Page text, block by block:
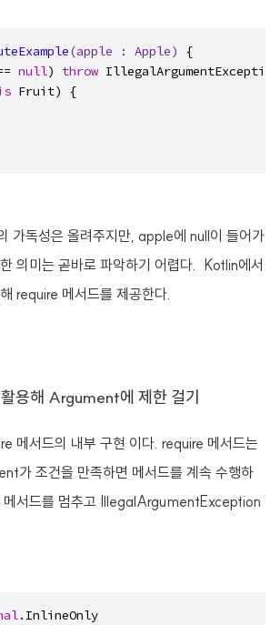
(apple : Apple)
{
null) throw
Fruit) {
가독성은 올려주지만, apple에 null이 들어가
의미는 곧바로 파악하기 어렵다. Kotlin에서
require 메서드를 제공한다.
용해 Argument에 제한 걸기
메서드의 내부 구현 이다. require 메서드는
가 조건을 만족하면 메서드를 계속 수행하
메서드를 멈추고 IllegalArgumentException